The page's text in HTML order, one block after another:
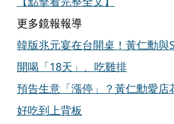
更多鏡報報導
韓版兆元宴在台開桌！黃仁勳與
開喝「18天」、吃雞排
預告生意「漲停」？黃仁勳愛
好吃到上背板